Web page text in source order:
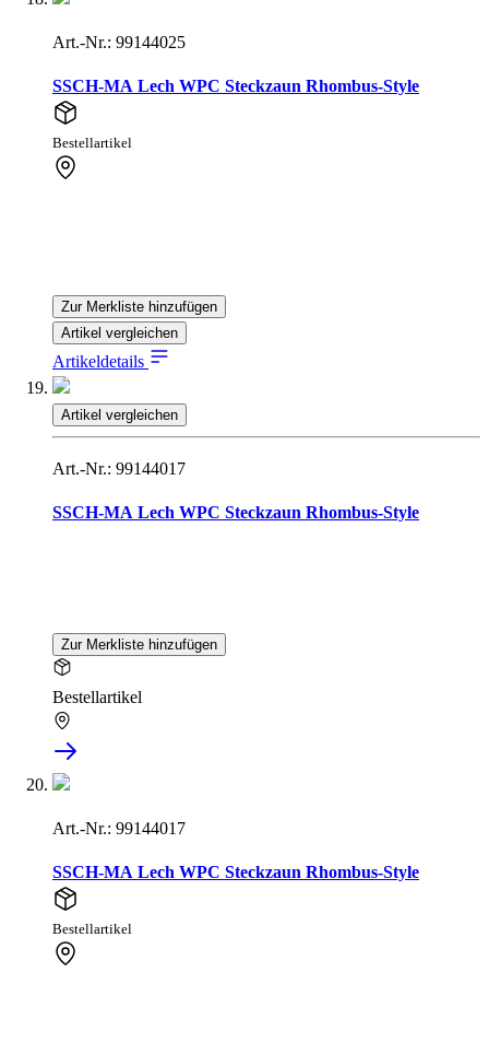
Art.-Nr.: 99144025
SSCH-MA Lech WPC Steckzaun Rhombus-Style
Bestellartikel
Zur Merkliste hinzufügen
Artikel vergleichen
Artikeldetails
Artikel vergleichen
Art.-Nr.: 99144017
SSCH-MA Lech WPC Steckzaun Rhombus-Style
Zur Merkliste hinzufügen
Bestellartikel
Art.-Nr.: 99144017
SSCH-MA Lech WPC Steckzaun Rhombus-Style
Bestellartikel